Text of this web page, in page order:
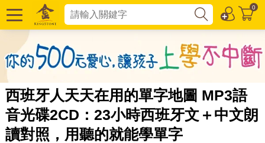
0
西班牙人天天在用的單字地圖 MP3語
音光碟2CD：23小時西班牙文＋中文朗
讀對照，用聽的就能學單字